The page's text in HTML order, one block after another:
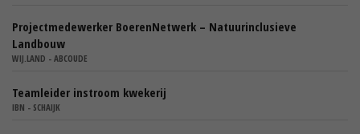
Projectmedewerker BoerenNetwerk – Natuurinclusieve
Landbouw
WIJ.LAND - ABCOUDE
Teamleider instroom kwekerij
IBN - SCHAIJK